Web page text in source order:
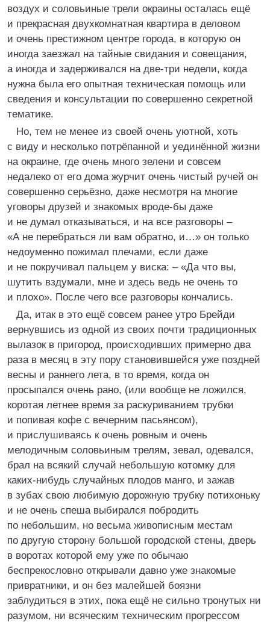
воздух и соловьиные трели окраины осталась ещё
и прекрасная двухкомнатная квартира в деловом
и очень престижном центре города, в которую он
иногда заезжал на тайные свидания и совещания,
а иногда и задерживался на две-три недели, когда
нужна была его опытная техническая помощь или
сведения и консультации по совершенно секретной
тематике.
Но, тем не менее из своей очень уютной, хоть
с виду и несколько потрёпанной и уединённой жизни
на окраине, где очень много зелени и совсем
недалеко от его дома журчит очень чистый ручей он
совершенно серьёзно, даже несмотря на многие
уговоры друзей и знакомых вроде-бы даже
и не думал отказываться, и на все разговоры –
«А не перебраться ли вам обратно, и…» он только
недоуменно пожимал плечами, если даже
и не покручивал пальцем у виска: – «Да что вы,
шутить вздумали, мне и здесь ведь не очень то
и плохо». После чего все разговоры кончались.
Да, итак в это ещё совсем ранее утро Брейди
вернувшись из одной из своих почти традиционных
вылазок в пригород, происходивших примерно два
раза в месяц в эту пору становившейся уже поздней
весны и раннего лета, в то время, когда он
просыпался очень рано, (или вообще не ложился,
коротая летнее время за раскуриванием трубки
и попивая кофе с вечерним пасьянсом),
и прислушиваясь к очень ровным и очень
мелодичным соловьиным трелям, зевал, одевался,
брал на всякий случай небольшую котомку для
каких-нибудь случайных плодов манго, и зажав
в зубах свою любимую дорожную трубку потихоньку
и не очень спеша выбирался побродить
по небольшим, но весьма живописным местам
по другую сторону большой городской стены, дверь
в воротах которой ему уже по обычаю
беспрекословно открывали давно уже знакомые
привратники, и он без малейшей боязни
заблудиться в этих, пока ещё не сильно тронутых ни
разумом, ни всяческим техническим прогрессом